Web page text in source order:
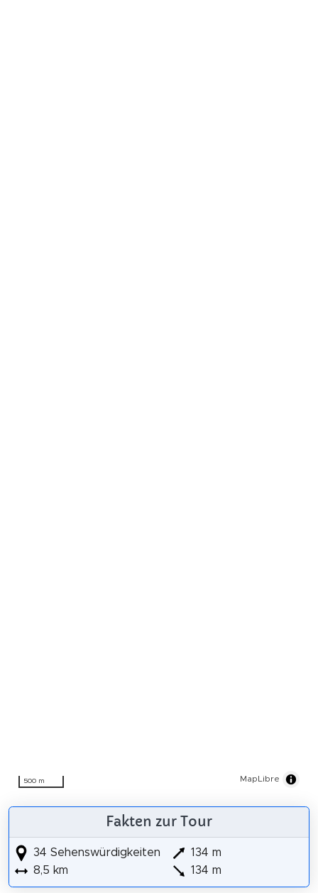
500 m MapLibre
Fakten zur Tour
34 Sehenswürdigkeiten
8,5 km
134 m
134 m